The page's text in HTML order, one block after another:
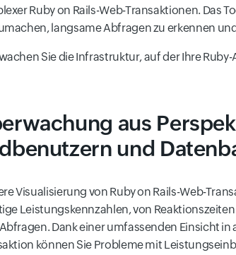
Ruby on Rails-Web-Transaktionen. Das
langsame Abfragen zu erkennen
Sie die Infrastruktur, auf der Ihre
aus
und
Visualisierung von Ruby on Rails-Web-
Leistungskennzahlen, von Reaktionszeiten
Dank einer umfassenden Einsicht in
können Sie Probleme mit